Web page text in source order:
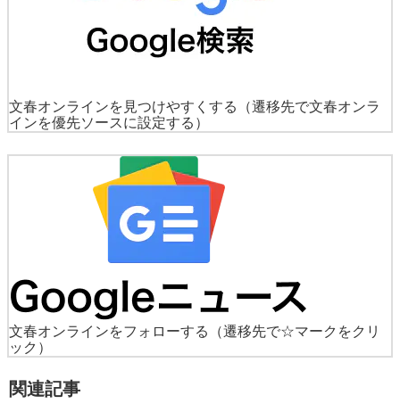
文春オンラインを見つけやすくする
（遷移先で文春オンラ
インを優先ソースに設定する）
文春オンラインをフォローする
（遷移先で☆マークをクリ
ック）
関連記事